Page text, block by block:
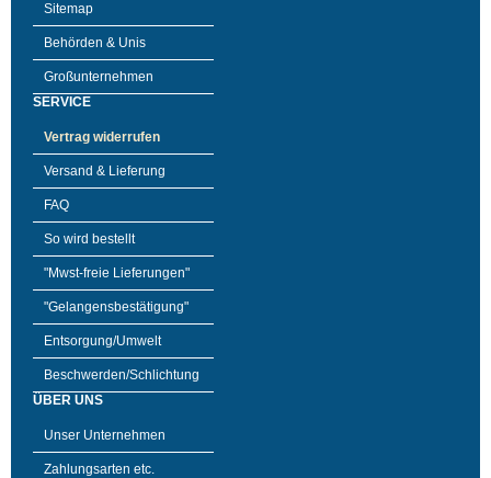
Sitemap
Behörden & Unis
Großunternehmen
SERVICE
Vertrag widerrufen
Versand & Lieferung
FAQ
So wird bestellt
"Mwst-freie Lieferungen"
"Gelangensbestätigung"
Entsorgung/Umwelt
Beschwerden/Schlichtung
ÜBER UNS
Unser Unternehmen
Zahlungsarten etc.